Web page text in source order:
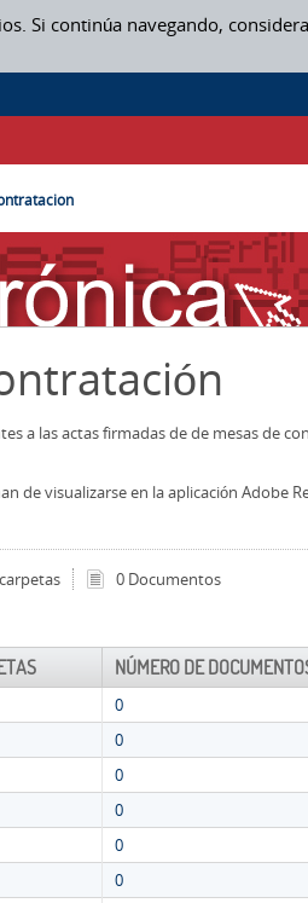
Si continúa navegando,
a las actas firmadas de de mesas de
de visualizarse en la aplicación Adobe
0 Documentos
NÚMERO DE
0
0
0
0
0
0